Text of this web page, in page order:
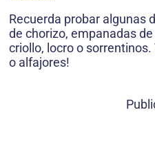
Recuerda probar algunas
de chorizo, empanadas
criollo, locro o
o alfajores!